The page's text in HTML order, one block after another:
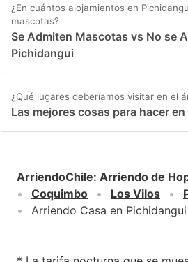
¿En cuántos alojamientos en
mascotas?
Se Admiten Mascotas vs No se
Pichidangui
¿Qué lugares deberíamos visitar en el
Las mejores cosas para hacer
ArriendoChile: Arriendo de
Coquimbo
Los Vilos
Arriendo Casa en Pichidangui